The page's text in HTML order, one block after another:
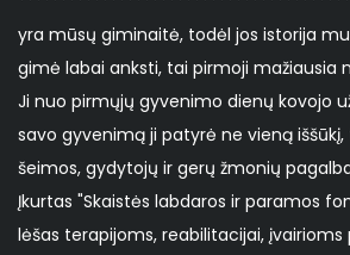
yra mūsų giminaitė, todėl jos istorija
gimė labai anksti, tai pirmoji mažiausia
Ji nuo pirmųjų gyvenimo dienų kovojo
savo gyvenimą ji patyrė ne vieną
šeimos, gydytojų ir gerų žmonių
Įkurtas "Skaistės labdaros ir paramos
lėšas terapijoms, reabilitacijai,